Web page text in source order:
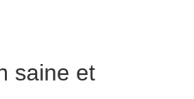
saine et